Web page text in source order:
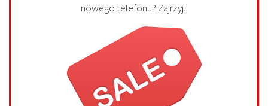
nowego telefonu? Zajrzyj..